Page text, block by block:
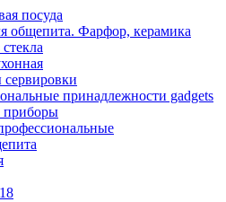
посуда
общепита. Фарфор, керамика
принадлежности gadgets
приборы